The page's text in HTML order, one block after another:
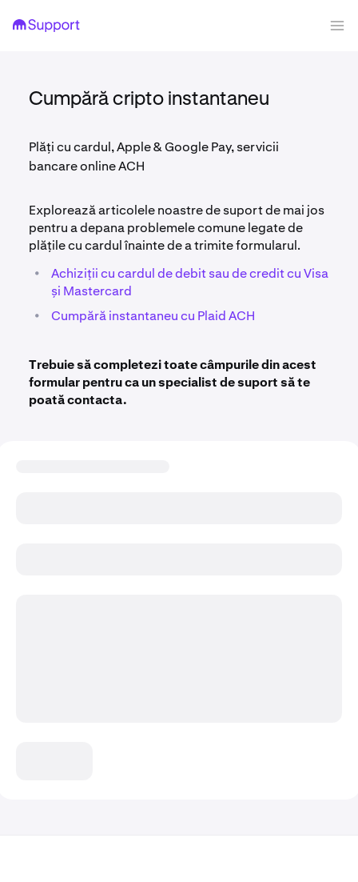
Cumpără cripto instantaneu
Plăți cu cardul, Apple & Google Pay, servicii
bancare online ACH
Explorează articolele noastre de suport de mai jos
pentru a depana problemele comune legate de
plățile cu cardul înainte de a trimite formularul.
•
Achiziții cu cardul de debit sau de credit cu Visa
și Mastercard
• Cumpără instantaneu cu Plaid ACH
Trebuie să completezi toate câmpurile din acest
formular pentru ca un specialist de suport să te
poată contacta.